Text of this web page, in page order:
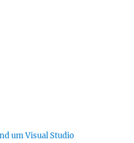
um Visual Studio